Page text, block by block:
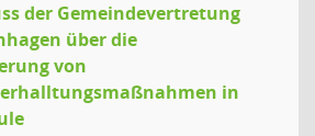
der Gemeindevertretung
über die
von
in